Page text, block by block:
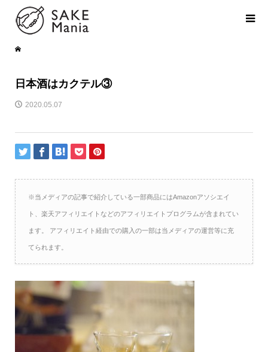
日本酒はカクテル③
2020.05.07
※当メディアの記事で紹介している一部商品にはAmazonアソシエイ
ト、楽天アフィリエイトなどのアフィリエイトプログラムが含まれてい
ます。 アフィリエイト経由での購入の一部は当メディアの運営等に充
てられます。